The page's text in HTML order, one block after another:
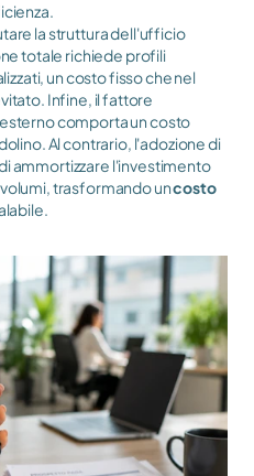
la struttura dell'ufficio
totale richiede profili
un costo fisso che nel
Infine, il fattore
comporta un costo
Al contrario, l'adozione di
ammortizzare l'investimento
trasformando un costo